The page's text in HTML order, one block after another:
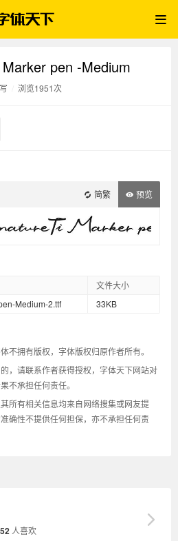
pen -Medium
浏览1951次
简繁 预览
文件大小
Medium-2.ttf
33KB
不拥有版权，字体版权归原作者所有。
，请联系作者获得授权，字体天下网站对
不承担任何责任。
所有相关信息均来自网络搜集或网友提
确性不提供任何担保，亦不承担任何责
人喜欢